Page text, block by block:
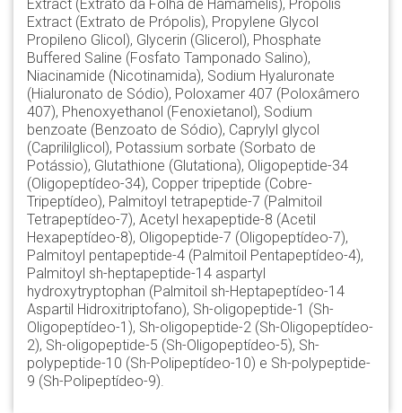
Extract (Extrato da Folha de Hamamélis), Propolis
Extract (Extrato de Própolis), Propylene Glycol
Propileno Glicol), Glycerin (Glicerol), Phosphate
Buffered Saline (Fosfato Tamponado Salino),
Niacinamide (Nicotinamida), Sodium Hyaluronate
(Hialuronato de Sódio), Poloxamer 407 (Poloxâmero
407), Phenoxyethanol (Fenoxietanol), Sodium
benzoate (Benzoato de Sódio), Caprylyl glycol
(Caprililglicol), Potassium sorbate (Sorbato de
Potássio), Glutathione (Glutationa), Oligopeptide-34
(Oligopeptídeo-34), Copper tripeptide (Cobre-
Tripeptídeo), Palmitoyl tetrapeptide-7 (Palmitoil
Tetrapeptídeo-7), Acetyl hexapeptide-8 (Acetil
Hexapeptídeo-8), Oligopeptide-7 (Oligopeptídeo-7),
Palmitoyl pentapeptide-4 (Palmitoil Pentapeptídeo-4),
Palmitoyl sh-heptapeptide-14 aspartyl
hydroxytryptophan (Palmitoil sh-Heptapeptídeo-14
Aspartil Hidroxitriptofano), Sh-oligopeptide-1 (Sh-
Oligopeptídeo-1), Sh-oligopeptide-2 (Sh-Oligopeptídeo-
2), Sh-oligopeptide-5 (Sh-Oligopeptídeo-5), Sh-
polypeptide-10 (Sh-Polipeptídeo-10) e Sh-polypeptide-
9 (Sh-Polipeptídeo-9).